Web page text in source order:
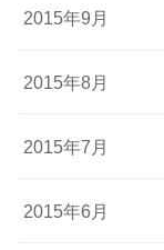
2015年9月
2015年8月
2015年7月
2015年6月